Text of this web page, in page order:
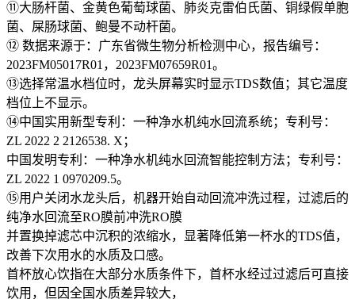
⑪大肠杆菌、金黄色葡萄球菌、肺炎克雷伯氏菌、铜绿假单胞
菌、屎肠球菌、鲍曼不动杆菌。
⑫ 数据来源于：广东省微生物分析检测中心，报告编号：
2023FM05017R01，2023FM07659R01。
⑬选择常温水档位时，龙头屏幕实时显示TDS数值；其它温度
档位上不显示。
⑭中国实用新型专利：一种净水机纯水回流系统；专利号：
ZL 2022 2 2126538. X；
中国发明专利：一种净水机纯水回流智能控制方法；专利号：
ZL 2022 1 0970209.5。
⑮用户关闭水龙头后，机器开始自动回流冲洗过程，过滤后的
纯净水回流至RO膜前冲洗RO膜
并置换掉滤芯中沉积的浓缩水，显著降低第一杯水的TDS值，
改善下次用水的水质及口感。
首杯放心饮指在大部分水质条件下，首杯水经过过滤后可直接
饮用，但因全国水质差异较大，